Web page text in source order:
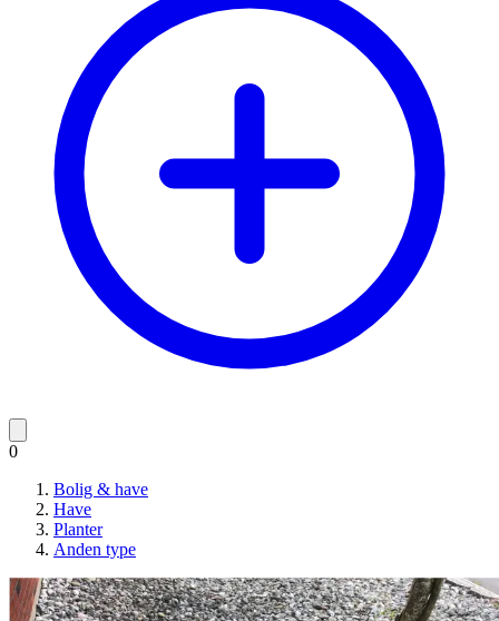
0
Bolig & have
Have
Planter
Anden type